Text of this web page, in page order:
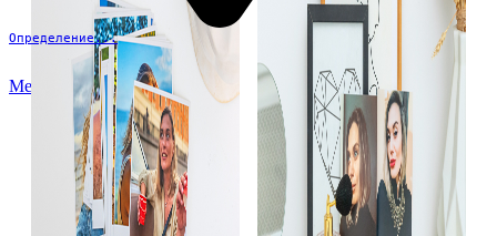
Определение...
Меню